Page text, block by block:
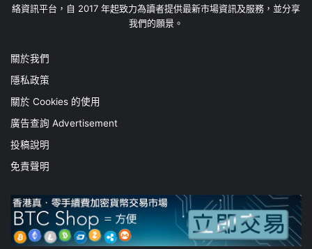
絡資訊平台，自 2017 年起致力為讀者提供最新市場資訊及服務，並分享
我們的願景。
關於我們
隱私政策
關於 Cookies 的使用
廣告查詢 Advertisement
投稿說明
免責聲明